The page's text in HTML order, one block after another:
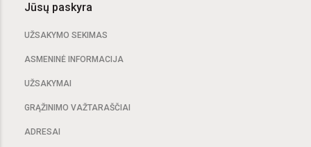
Jūsų paskyra
UŽSAKYMO SEKIMAS
ASMENINĖ INFORMACIJA
UŽSAKYMAI
GRĄŽINIMO VAŽTARAŠČIAI
ADRESAI